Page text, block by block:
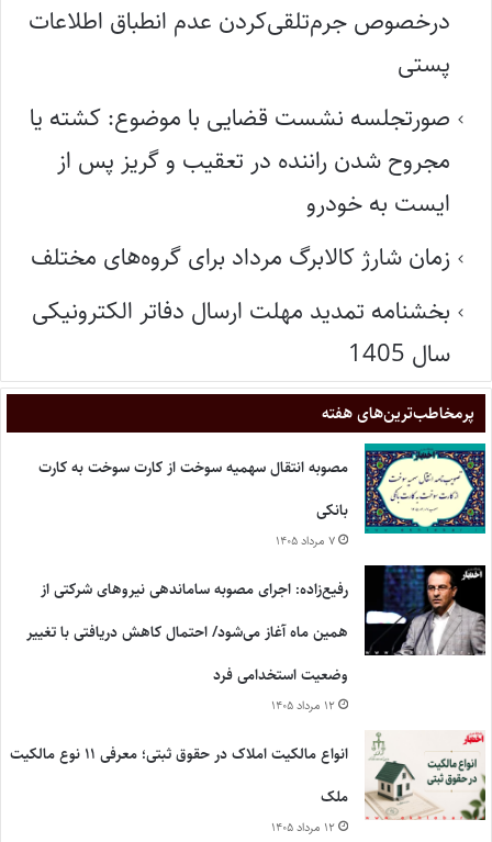
درخصوص جرم‌تلقی‌کردن عدم انطباق اطلاعات
پستی
صورتجلسه نشست قضایی با موضوع: کشته یا
مجروح شدن راننده در تعقیب و گریز پس از
ایست به خودرو
زمان شارژ کالابرگ مرداد برای گروه‌های مختلف
بخشنامه تمدید مهلت ارسال دفاتر الکترونیکی
سال 1405
پر‌مخاطب‌ترین‌های هفته
مصوبه انتقال سهمیه سوخت از کارت سوخت به کارت
بانکی
۷ مرداد ۱۴۰۵
رفیع‌زاده: اجرای مصوبه ساماندهی نیروهای شرکتی از
همین ماه آغاز می‌شود/ احتمال کاهش دریافتی با تغییر
وضعیت استخدامی فرد
۱۲ مرداد ۱۴۰۵
انواع مالکیت املاک در حقوق ثبتی؛ معرفی ۱۱ نوع مالکیت
ملک
۱۲ مرداد ۱۴۰۵